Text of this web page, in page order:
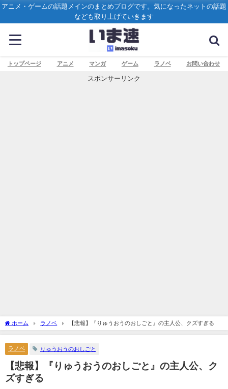
アニメ・ゲームの話題メインのまとめブログです。気になったネットの話題
なども取り上げていきます
トップページ アニメ マンガ ゲーム ラノベ お問い合わせ
スポンサーリンク
ホーム ラノベ 【悲報】『りゅうおうのおしごと』の主人公、クズすぎる
ラノベ りゅうおうのおしごと
【悲報】『りゅうおうのおしごと』の主人公、ク
ズすぎる